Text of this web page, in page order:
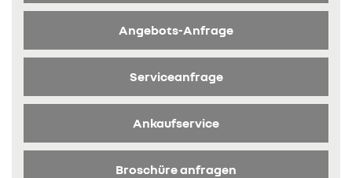
Angebots-Anfrage
Serviceanfrage
Ankaufservice
Broschüre anfragen